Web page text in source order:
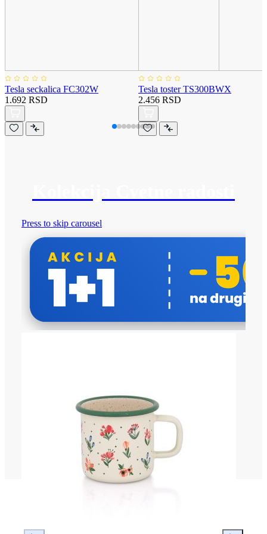
Tesla seckalica FC302W
1.692 RSD
Tesla toster TS300BWX
2.456 RSD
Press to skip carousel